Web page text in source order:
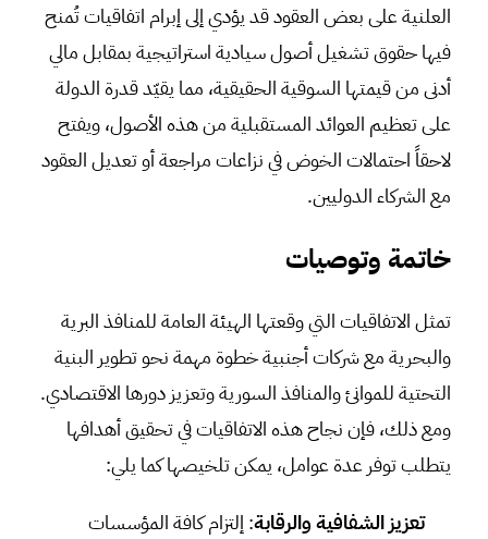
العلنية على بعض العقود قد يؤدي إلى إبرام اتفاقيات تُمنح
فيها حقوق تشغيل أصول سيادية استراتيجية بمقابل مالي
أدنى من قيمتها السوقية الحقيقية، مما يقيّد قدرة الدولة
على تعظيم العوائد المستقبلية من هذه الأصول، ويفتح
لاحقاً احتمالات الخوض في نزاعات مراجعة أو تعديل العقود
مع الشركاء الدوليين.
خاتمة وتوصيات
تمثل الاتفاقيات التي وقعتها الهيئة العامة للمنافذ البرية
والبحرية مع شركات أجنبية خطوة مهمة نحو تطوير البنية
التحتية للموانئ والمنافذ السورية وتعزيز دورها الاقتصادي.
ومع ذلك، فإن نجاح هذه الاتفاقيات في تحقيق أهدافها
يتطلب توفر عدة عوامل، يمكن تلخيصها كما يلي:
تعزيز الشفافية والرقابة: إلتزام كافة المؤسسات